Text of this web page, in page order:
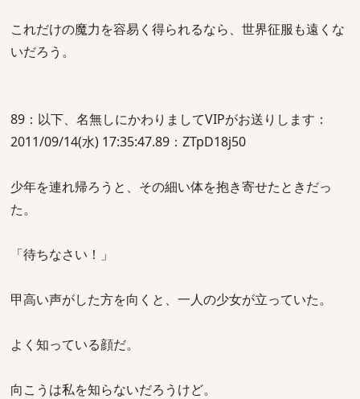
これだけの魔力を容易く得られるなら、世界征服も遠くな
いだろう。
89：以下、名無しにかわりましてVIPがお送りします：
2011/09/14(水) 17:35:47.89：ZTpD18j50
少年を連れ帰ろうと、その細い体を抱き寄せたときだっ
た。
「待ちなさい！」
甲高い声がした方を向くと、一人の少女が立っていた。
よく知っている顔だ。
向こうは私を知らないだろうけど。